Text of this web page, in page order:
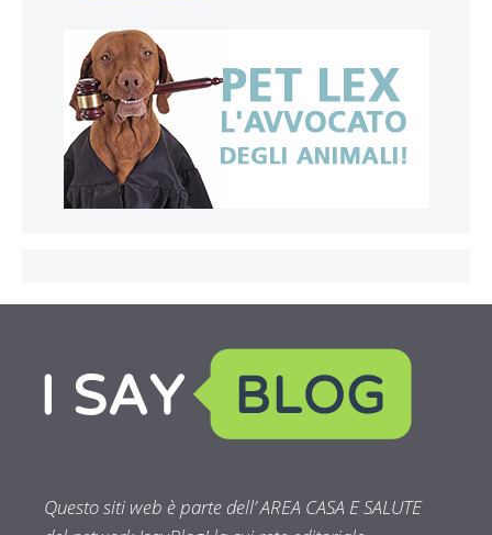
Questo siti web è parte dell’ AREA CASA E SALUTE